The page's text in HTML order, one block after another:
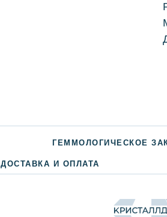
ДОСТАВКА И ОПЛАТА
ГЕММОЛОГИЧЕСКОЕ